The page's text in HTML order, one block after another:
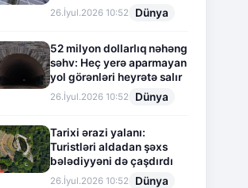
26.İyul.2026 10:52 Dünya
52 milyon dollarlıq nəhəng
səhv: Heç yerə aparmayan
yol görənləri heyrətə salır
26.İyul.2026 10:52 Dünya
Tarixi ərazi yalanı:
Turistləri aldadan şəxs
bələdiyyəni də çaşdırdı
26.İyul.2026 10:52 Dünya